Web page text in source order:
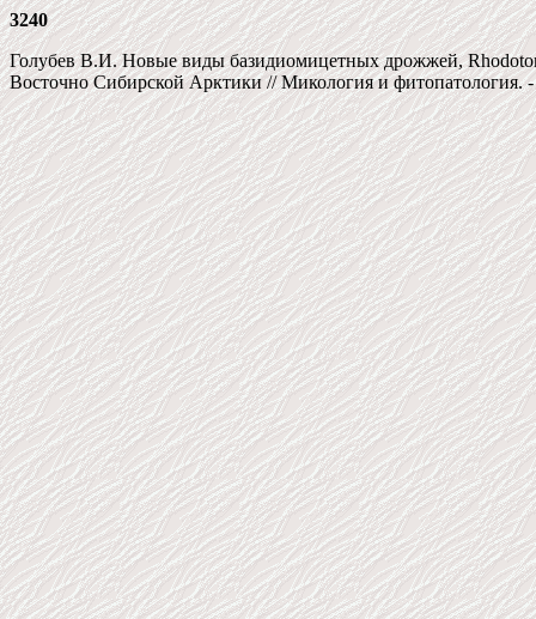
3240
Голубев В.И. Новые виды базидиомицетных дрожжей,
Восточно Сибирской Арктики // Микология и фитопатология.